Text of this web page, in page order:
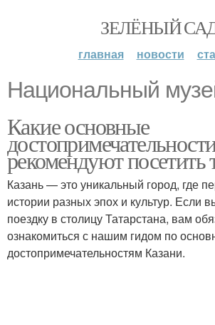
ЗЕЛЁНЫЙ
главная новости
Национальный
Какие основные
рекомендуют посетить
Казань — это уникальный город, где
истории разных эпох и культур. Если
поездку в столицу Татарстана, вам
ознакомиться с нашим гидом по
достопримечательностям Казани.